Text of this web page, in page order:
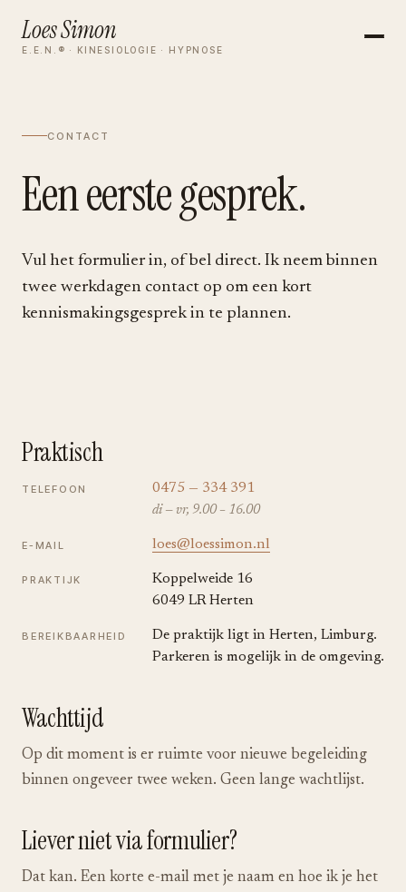
Loes Simon
E.E.N.® · KINESIOLOGIE · HYPNOSE
CONTACT
Een eerste gesprek.
Vul het formulier in, of bel direct. Ik neem binnen
twee werkdagen contact op om een kort
kennismakingsgesprek in te plannen.
Praktisch
TELEFOON 0475 — 334 391
di — vr, 9.00 – 16.00
E-MAIL loes@loessimon.nl
PRAKTIJK
Koppelweide 16
6049 LR Herten
BEREIKBAARHEID
De praktijk ligt in Herten, Limburg.
Parkeren is mogelijk in de omgeving.
Wachttijd
Op dit moment is er ruimte voor nieuwe begeleiding
binnen ongeveer twee weken. Geen lange wachtlijst.
Liever niet via formulier?
Dat kan. Een korte e-mail met je naam en hoe ik je het